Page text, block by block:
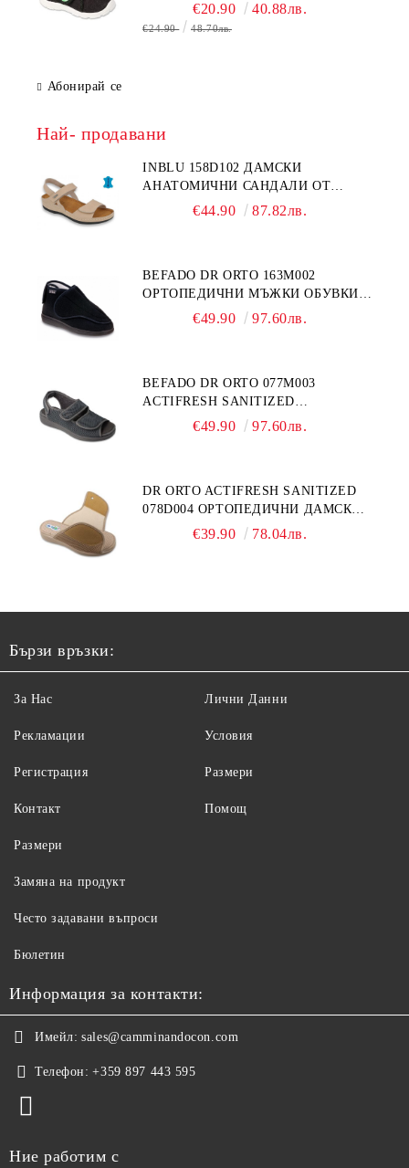
€20.90 40.88лв.
€24.90 48.70лв.
Абонирай се
Най- продавани
INBLU 158D102 ДАМСКИ
АНАТОМИЧНИ САНДАЛИ ОТ
ЕСТЕСТВЕНА КОЖА, БЕЖОВИ
€44.90 87.82лв.
BEFADO DR ORTO 163M002
ОРТОПЕДИЧНИ МЪЖКИ ОБУВКИ
ЗА ГИПСИРАН ИЛИ СВРЪХ
€49.90 97.60лв.
BEFADO DR ORTO 077M003
ACTIFRESH SANITIZED
ОРТОПЕДИЧНИ САНДАЛИ ЗА
€49.90 97.60лв.
DR ORTO ACTIFRESH SANITIZED
078D004 ОРТОПЕДИЧНИ ДАМСКИ
ЧЕХЛИ ЗА МНОГО ОТЕКЪЛ КРАК,
€39.90 78.04лв.
Бързи връзки:
За Нас
Рекламации
Регистрация
Контакт
Лични Данни
Условия
Размери
Помощ
Размери
Замяна на продукт
Често задавани въпроси
Бюлетин
Информация за контакти:
Имейл: sales@camminandocon.com
Телефон: +359 897 443 595
Ние работим с